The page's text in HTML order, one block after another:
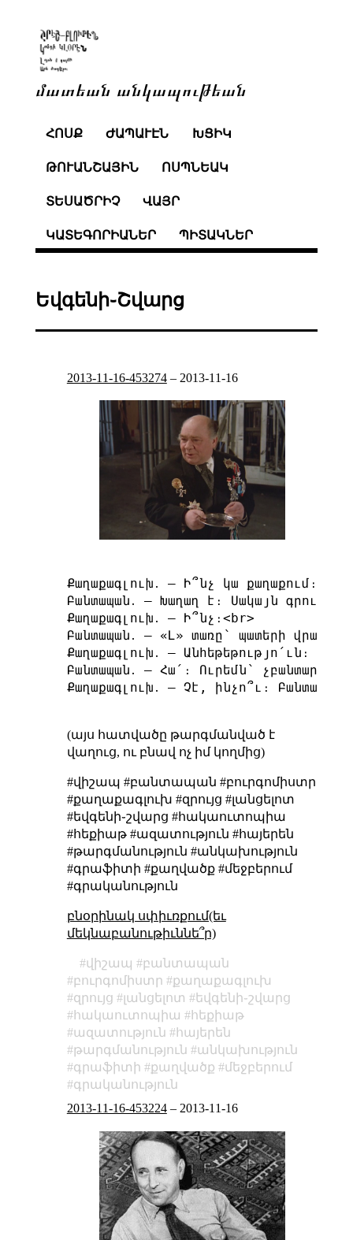
մատեան անկապութեան
ՀՈՍՔ ԺԱՊԱՒԷՆ ԽՑԻԿ
ԹՈՒԱՆՇԱՅԻՆ ՈՍՊՆԵԱԿ
ՏԵՍԱԾՐԻՉ ՎԱՅՐ
ԿԱՏԵԳՈՐԻԱՆԵՐ ՊԻՏԱԿՆԵՐ
Եվգենի֊Շվարց
2013-11-16-453274– 2013-11-16
Քաղաքագլուխ․ — Ի՞նչ կա քաղաքում։<br>
Բանտապան․ — Խաղաղ է։ Սակայն գրում
Քաղաքագլուխ․ — Ի՞նչ։<br>
Բանտապան․ — «Լ» տառը՝ պատերի վրա։
Քաղաքագլուխ․ — Անհեթեթությո՛ւն։
Բանտապան․ — Հա՛։ Ուրեմն՝
Քաղաքագլուխ․ — Չէ, ինչո՞ւ։
(այս հատվածը թարգմանված է
վաղուց, ու բնավ ոչ իմ կողմից)
#վիշապ #բանտապան #բուրգոմիստր
#քաղաքագլուխ #զրույց #լանցելոտ
#եվգենի֊շվարց #հակաուտոպիա
#հեքիաթ #ազատություն #հայերեն
#թարգմանություն #անկախություն
#գրաֆիտի #քաղվածք #մեջբերում
#գրականություն
բնօրինակ սփիւռքում(եւ
մեկնաբանութիւննե՞ր)
վիշապ
բանտապան
բուրգոմիստր
քաղաքագլուխ
զրույց
լանցելոտ
եվգենի֊շվարց
հակաուտոպիա
հեքիաթ
ազատություն
հայերեն
թարգմանություն
անկախություն
գրաֆիտի
քաղվածք
մեջբերում
գրականություն
2013-11-16-453224– 2013-11-16